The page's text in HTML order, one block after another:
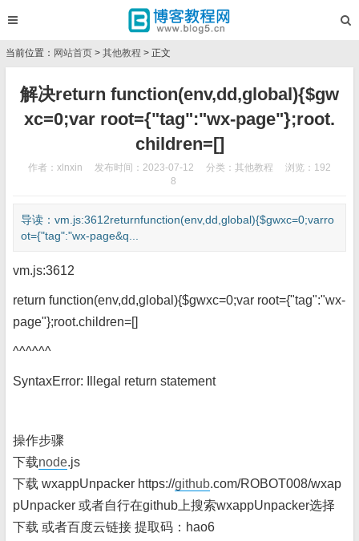
当前位置： 网站首页 > 其他教程 > 正文
解决return function(env,dd,global){$gw
xc=0;var root={"tag":"wx-page"};root.
children=[]
作者：xlnxin 发布时间：2023-07-12 分类： 其他教程
浏览：192
8
导读：vm.js:3612returnfunction(env,dd,global){$gwxc=0;varro
ot={"tag":"wx-page&q...
vm.js:3612
return function(env,dd,global){$gwxc=0;var root={"tag":"wx-
page"};root.children=[]
^^^^^^
SyntaxError: Illegal return statement
操作步骤
下载node.js
下载 wxappUnpacker https://github.com/ROBOT008/wxap
pUnpacker 或者自行在github上搜索wxappUnpacker选择
下载 或者百度云链接 提取码：hao6